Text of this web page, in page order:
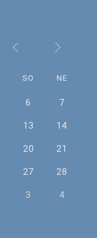
SO NE
6
7
13
14
20
21
27
28
3 4